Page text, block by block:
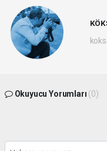
Okuyucu Yorumları (0)